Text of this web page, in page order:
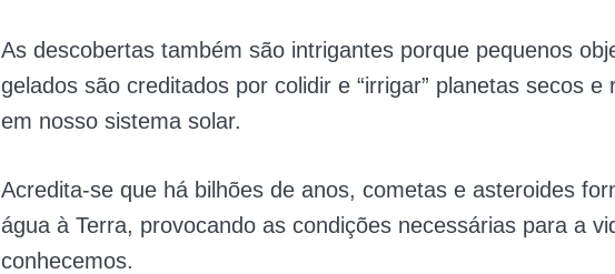
As descobertas também são intrigantes porque pequenos
gelados são creditados por colidir e “irrigar” planetas secos e
em nosso sistema solar.
Acredita-se que há bilhões de anos, cometas e asteroides
água à Terra, provocando as condições necessárias para a
conhecemos.